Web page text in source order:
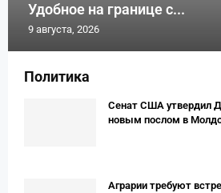
Удобное на границе с...
9 августа, 2026
Политика
Сенат США утвердил
новым послом в
Аграрии требуют